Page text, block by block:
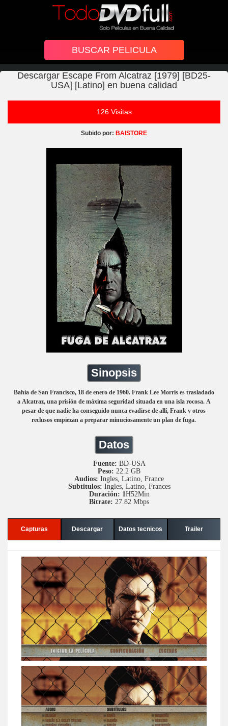
Descargar Escape From Alcatraz [1979] [BD25-
USA] [Latino] en buena calidad
126 Visitas
Subido por: BAISTORE
Sinopsis
Bahía de San Francisco, 18 de enero de 1960. Frank Lee Morris es trasladado
a Alcatraz, una prisión de máxima seguridad situada en una isla rocosa. A
pesar de que nadie ha conseguido nunca evadirse de allí, Frank y otros
reclusos empiezan a preparar minuciosamente un plan de fuga.
Datos
Fuente: BD-USA
Peso: 22.2 GB
Audios: Ingles, Latino, France
Subtitulos: Ingles, Latino, Frances
Duración: 1H52Min
Bitrate: 27.82 Mbps
Capturas Descargar Datos tecnicos Trailer